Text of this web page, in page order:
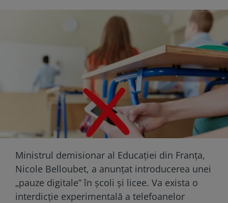
Ministrul demisionar al Educației din Franța,
Nicole Belloubet, a anunțat introducerea unei
„pauze digitale” în școli și licee. Va exista o
interdicție experimentală a telefoanelor